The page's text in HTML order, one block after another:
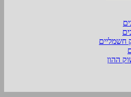
חשמליים
ההון